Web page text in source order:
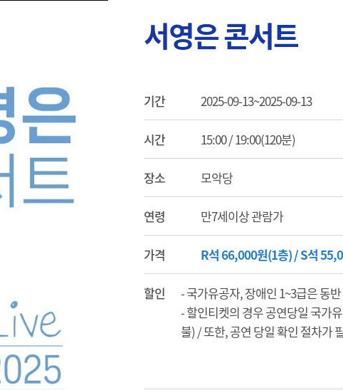
서영은 콘서트
기간 2025-09-13~2025-09-13
시간 15:00 / 19:00(120분)
장소 모악당
연령 만7세이상 관람가
가격 R석 66,000원(1층) / S석
할인
- 국가유공자, 장애인 1~3급은 동
- 할인티켓의 경우 공연당일 국가
불) / 또한, 공연 당일 확인 절차가